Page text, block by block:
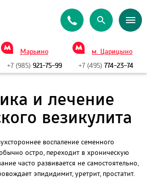
Марьино
+7 (985)921-75-99
м. Царицыно
+7 (495) 774-23-74
и лечение
везикулита
воспаление семенного
остро, переходит в хроническую
часто развивается не самостоятельно,
эпидидимит, уретрит, простатит.